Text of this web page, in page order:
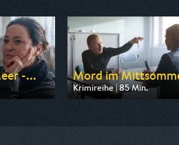
-... Mord im
Krimireihe | 85 Min.
Ausgestrahlt von arte